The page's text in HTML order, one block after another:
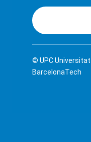
© UPCUniversitat
BarcelonaTech